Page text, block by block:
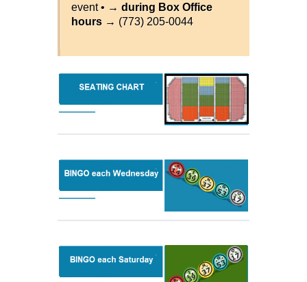
event • → during Box Office
hours → (773) 205-0044